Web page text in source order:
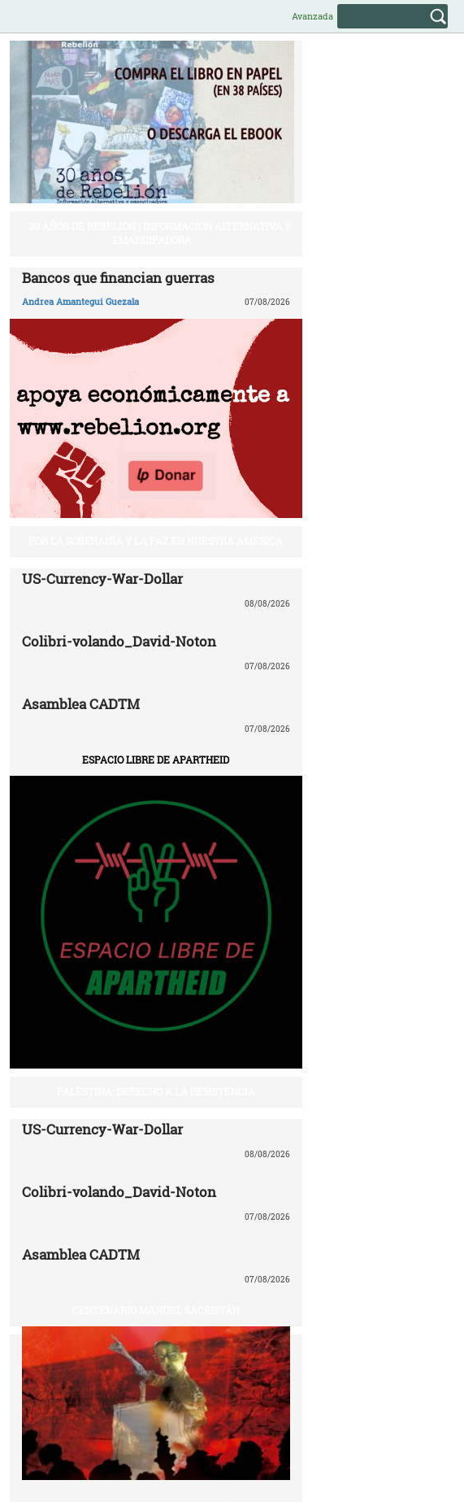
Avanzada
Bancos que financian guerras
Andrea Amantegui Guezala 07/08/2026
US-Currency-War-Dollar
08/08/2026
Colibri-volando_David-Noton
07/08/2026
Asamblea CADTM
07/08/2026
ESPACIO LIBRE DE APARTHEID
US-Currency-War-Dollar
08/08/2026
Colibri-volando_David-Noton
07/08/2026
Asamblea CADTM
07/08/2026